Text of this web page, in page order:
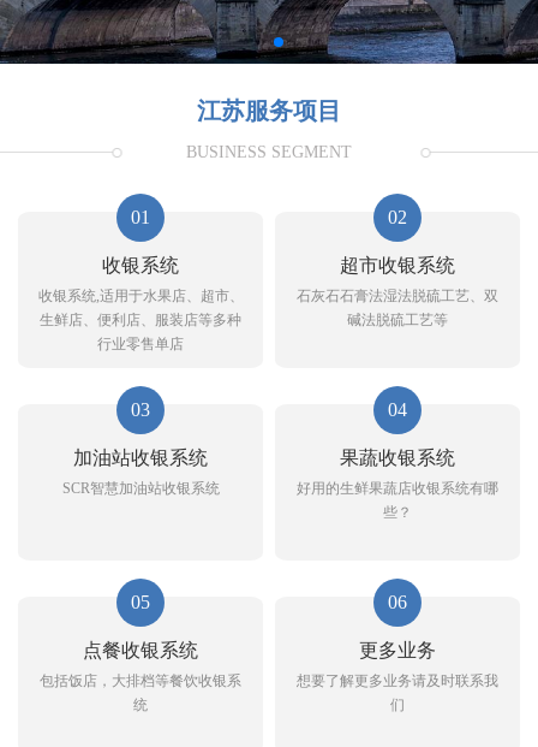
江苏服务项目
BUSINESS SEGMENT
01
收银系统
收银系统,适用于水果店、超市、
生鲜店、便利店、服装店等多种
行业零售单店
02
超市收银系统
石灰石石膏法湿法脱硫工艺、双
碱法脱硫工艺等
03
加油站收银系统
SCR智慧加油站收银系统
04
果蔬收银系统
好用的生鲜果蔬店收银系统有哪
些？
05
点餐收银系统
包括饭店，大排档等餐饮收银系
统
06
更多业务
想要了解更多业务请及时联系我
们